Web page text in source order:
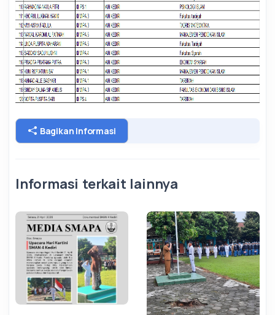
Bagikan Informasi
Informasi terkait lainnya